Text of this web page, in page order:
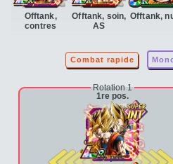
Offtank,
contres
Offtank, soin,
AS
Offtank,
Combat rapide
Rotation 1
1re pos.
2e pos.